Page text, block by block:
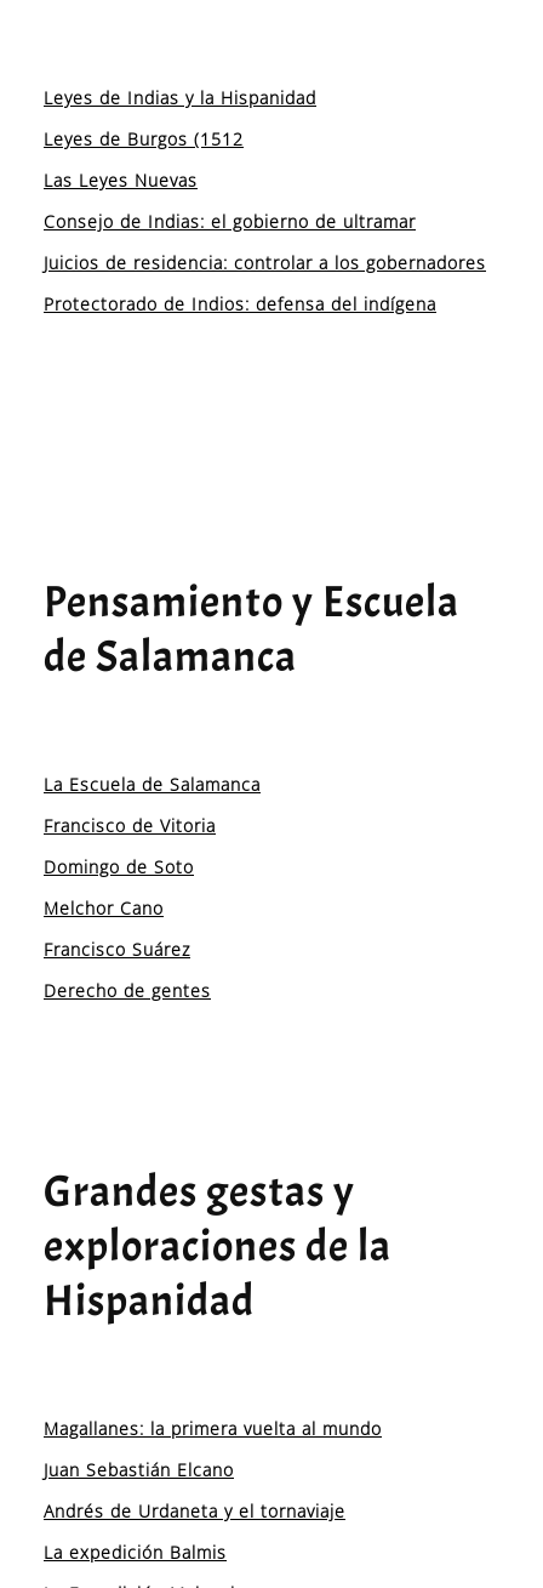
Leyes de Indias y la Hispanidad
Leyes de Burgos (1512
Las Leyes Nuevas
Consejo de Indias: el gobierno de ultramar
Juicios de residencia: controlar a los gobernadores
Protectorado de Indios: defensa del indígena
Pensamiento y Escuela
de Salamanca
La Escuela de Salamanca
Francisco de Vitoria
Domingo de Soto
Melchor Cano
Francisco Suárez
Derecho de gentes
Grandes gestas y
exploraciones de la
Hispanidad
Magallanes: la primera vuelta al mundo
Juan Sebastián Elcano
Andrés de Urdaneta y el tornaviaje
La expedición Balmis